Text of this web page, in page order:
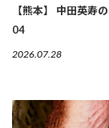
【熊本】 中田英寿
04
2026.07.28